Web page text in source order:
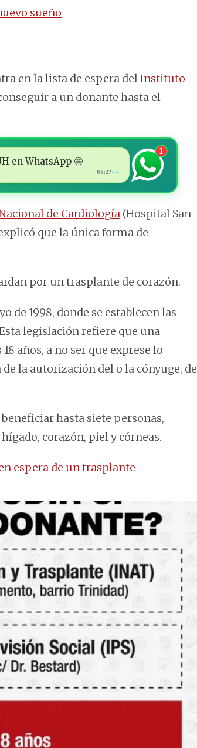
sueño
en la lista de espera delInstituto
a un donante hasta el
en WhatsApp 🤩
08:27✓✓
1
de Cardiología (Hospital San
que la única forma de
por un trasplante de corazón.
de 1998, donde se establecen las
legislación refiere que una
años, a no ser que exprese lo
la autorización del o la cónyuge, de
hasta siete personas,
corazón, piel y córneas.
espera de un trasplante